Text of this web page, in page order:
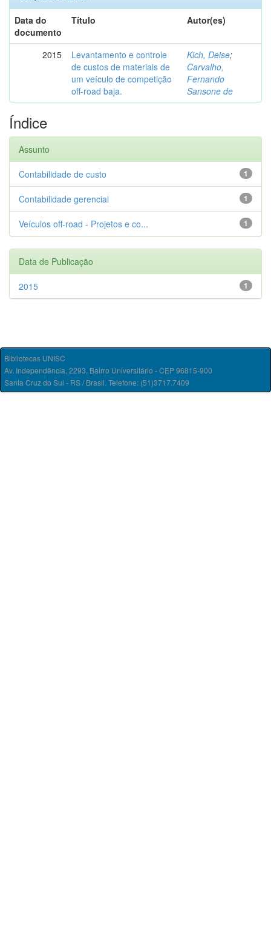
Data do
documento
Título Autor(es)
2015
Levantamento e controle
de custos de materiais de
um veículo de competição
off-road baja.
Kich, Deise;
Carvalho,
Fernando
Sansone de
Índice
Assunto
1
Contabilidade de custo
1
Contabilidade gerencial
1
Veículos off-road - Projetos e co...
Data de Publicação
1
2015
Bibliotecas UNISC
Av. Independência, 2293, Bairro Universitário - CEP 96815-900
Santa Cruz do Sul - RS / Brasil. Telefone: (51)3717.7409